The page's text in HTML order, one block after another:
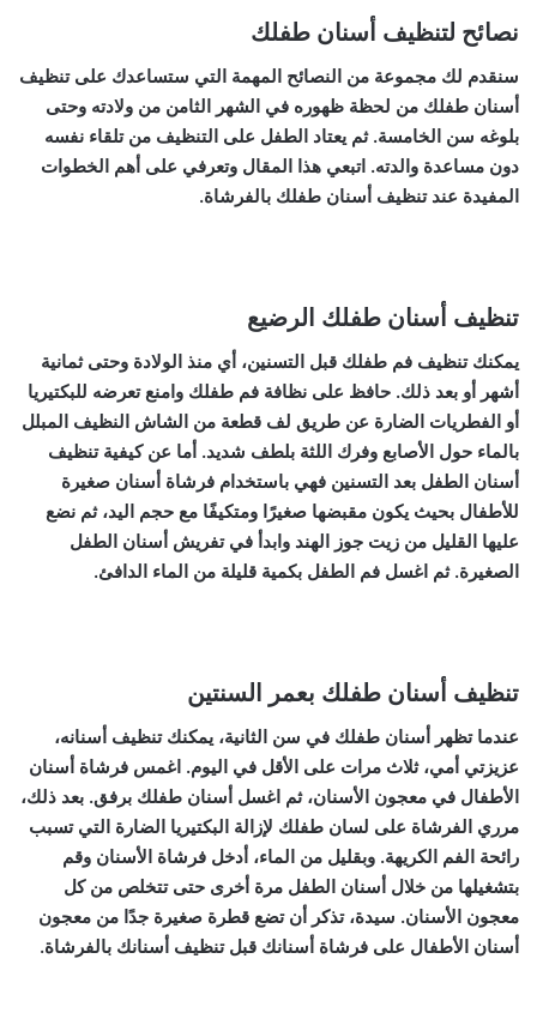
نصائح لتنظيف أسنان طفلك
سنقدم لك مجموعة من النصائح المهمة التي ستساعدك على تنظيف
أسنان طفلك من لحظة ظهوره في الشهر الثامن من ولادته وحتى
بلوغه سن الخامسة. ثم يعتاد الطفل على التنظيف من تلقاء نفسه
دون مساعدة والدته. اتبعي هذا المقال وتعرفي على أهم الخطوات
المفيدة عند تنظيف أسنان طفلك بالفرشاة.
تنظيف أسنان طفلك الرضيع
يمكنك تنظيف فم طفلك قبل التسنين، أي منذ الولادة وحتى ثمانية
أشهر أو بعد ذلك. حافظ على نظافة فم طفلك وامنع تعرضه للبكتيريا
أو الفطريات الضارة عن طريق لف قطعة من الشاش النظيف المبلل
بالماء حول الأصابع وفرك اللثة بلطف شديد. أما عن كيفية تنظيف
أسنان الطفل بعد التسنين فهي باستخدام فرشاة أسنان صغيرة
للأطفال بحيث يكون مقبضها صغيرًا ومتكيفًا مع حجم اليد، ثم نضع
عليها القليل من زيت جوز الهند وابدأ في تفريش أسنان الطفل
الصغيرة. ثم اغسل فم الطفل بكمية قليلة من الماء الدافئ.
تنظيف أسنان طفلك بعمر السنتين
عندما تظهر أسنان طفلك في سن الثانية، يمكنك تنظيف أسنانه،
عزيزتي أمي، ثلاث مرات على الأقل في اليوم. اغمس فرشاة أسنان
الأطفال في معجون الأسنان، ثم اغسل أسنان طفلك برفق. بعد ذلك،
مرري الفرشاة على لسان طفلك لإزالة البكتيريا الضارة التي تسبب
رائحة الفم الكريهة. وبقليل من الماء، أدخل فرشاة الأسنان وقم
بتشغيلها من خلال أسنان الطفل مرة أخرى حتى تتخلص من كل
معجون الأسنان. سيدة، تذكر أن تضع قطرة صغيرة جدًا من معجون
أسنان الأطفال على فرشاة أسنانك قبل تنظيف أسنانك بالفرشاة.